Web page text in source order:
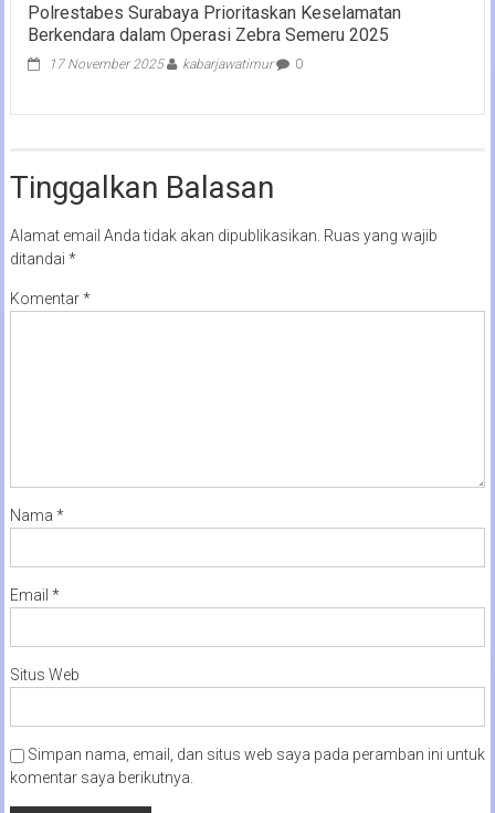
Polrestabes Surabaya Prioritaskan Keselamatan
Berkendara dalam Operasi Zebra Semeru 2025
17 November 2025 kabarjawatimur 0
Tinggalkan Balasan
Alamat email Anda tidak akan dipublikasikan. Ruas yang wajib
ditandai *
Komentar*
Nama *
Email *
Situs Web
Simpan nama, email, dan situs web saya pada peramban ini untuk
komentar saya berikutnya.